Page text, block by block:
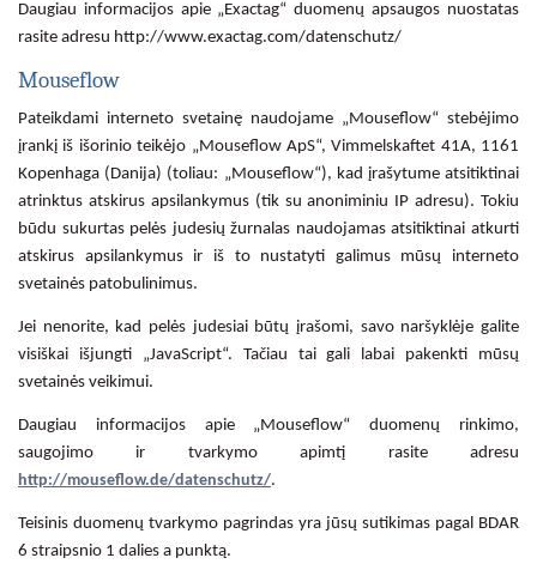
Daugiau informacijos apie „Exactag“ duomenų apsaugos nuostatas
rasite adresu http://www.exactag.com/datenschutz/
Mouseflow
Pateikdami interneto svetainę naudojame „Mouseflow“ stebėjimo
įrankį iš išorinio teikėjo „Mouseflow ApS“, Vimmelskaftet 41A, 1161
Kopenhaga (Danija) (toliau: „Mouseflow“), kad įrašytume atsitiktinai
atrinktus atskirus apsilankymus (tik su anoniminiu IP adresu). Tokiu
būdu sukurtas pelės judesių žurnalas naudojamas atsitiktinai atkurti
atskirus apsilankymus ir iš to nustatyti galimus mūsų interneto
svetainės patobulinimus.
Jei nenorite, kad pelės judesiai būtų įrašomi, savo naršyklėje galite
visiškai išjungti „JavaScript“. Tačiau tai gali labai pakenkti mūsų
svetainės veikimui.
Daugiau informacijos apie „Mouseflow“ duomenų rinkimo,
saugojimo ir tvarkymo apimtį rasite adresu
http://mouseflow.de/datenschutz/.
Teisinis duomenų tvarkymo pagrindas yra jūsų sutikimas pagal BDAR
6 straipsnio 1 dalies a punktą.